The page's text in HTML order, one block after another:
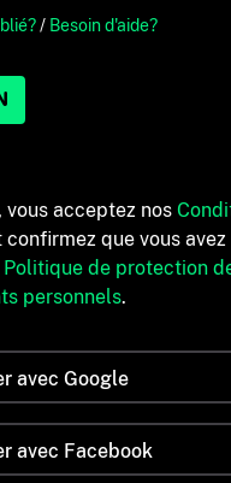
/ Besoin d'aide?
vous acceptez nos
confirmez que vous
Politique de protection
personnels.
avec Google
avec Facebook